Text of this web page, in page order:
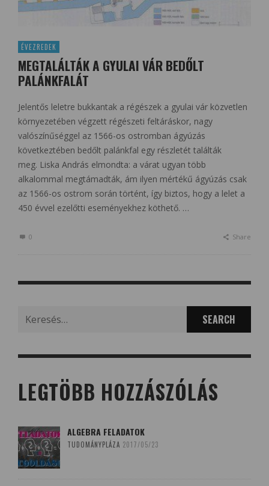
ÉVEZREDEK
MEGTALÁLTÁK A GYULAI VÁR BEDŐLT
PALÁNKFALÁT
Jelentős leletre bukkantak a régészek a gyulai vár közvetlen
környezetében végzett régészeti feltáráskor, nagy
valószínűséggel az 1566-os ostromban ágyúzás
következtében bedőlt palánkfal egy részletét találták
meg. Liska András elmondta: a várat ugyan több
alkalommal megtámadták, ám ilyen mértékű ágyúzás csak
az 1566-os ostrom során történt, így biztos, hogy a lelet a
450 évvel ezelőtti eseményekhez köthető. …
0 Share
for:
LEGTÖBB HOZZÁSZÓLÁS
ALGEBRA FELADATOK
TUDOMÁNYPLÁZA 2017/05/23